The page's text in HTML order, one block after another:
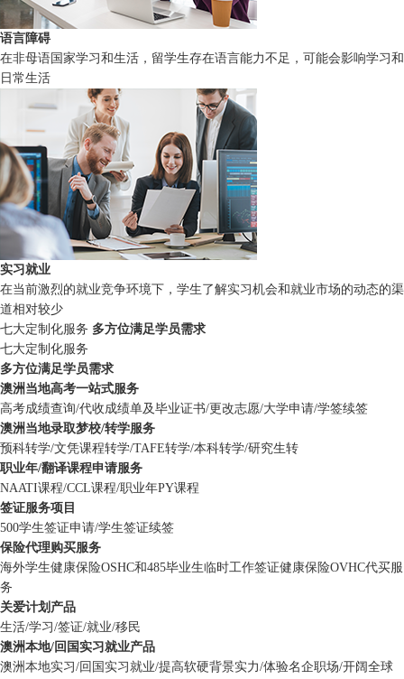
语言障碍
在非母语国家学习和生活，留学生存在语言能力不足，可能会影响学习和
日常生活
实习就业
在当前激烈的就业竞争环境下，学生了解实习机会和就业市场的动态的渠
道相对较少
七大定制化服务 多方位满足学员需求
七大定制化服务
多方位满足学员需求
澳洲当地高考一站式服务
高考成绩查询/代收成绩单及毕业证书/更改志愿/大学申请/学签续签
澳洲当地录取梦校/转学服务
预科转学/文凭课程转学/TAFE转学/本科转学/研究生转
职业年/翻译课程申请服务
NAATI课程/CCL课程/职业年PY课程
签证服务项目
500学生签证申请/学生签证续签
保险代理购买服务
海外学生健康保险OSHC和485毕业生临时工作签证健康保险OVHC代买服
务
关爱计划产品
生活/学习/签证/就业/移民
澳洲本地/回国实习就业产品
澳洲本地实习/回国实习就业/提高软硬背景实力/体验名企职场/开阔全球